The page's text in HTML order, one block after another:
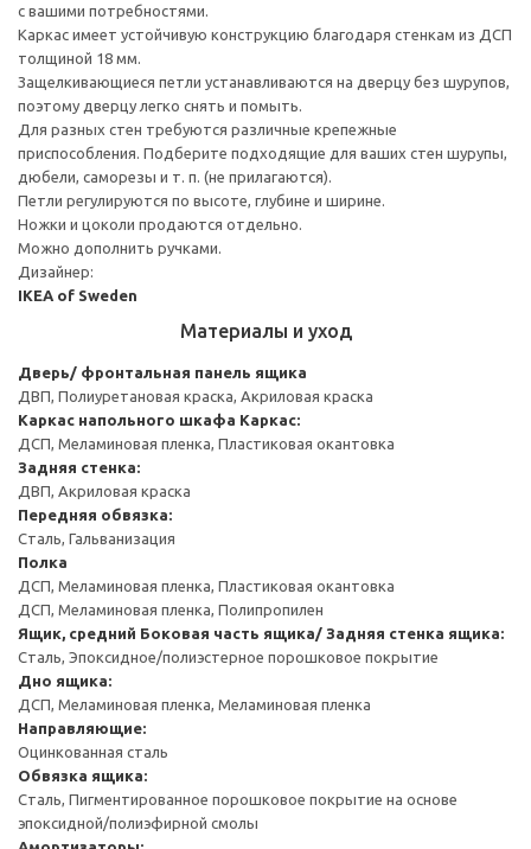
с вашими потребностями.
Каркас имеет устойчивую конструкцию благодаря стенкам из ДСП
толщиной 18 мм.
Защелкивающиеся петли устанавливаются на дверцу без шурупов,
поэтому дверцу легко снять и помыть.
Для разных стен требуются различные крепежные
приспособления. Подберите подходящие для ваших стен шурупы,
дюбели, саморезы и т. п. (не прилагаются).
Петли регулируются по высоте, глубине и ширине.
Ножки и цоколи продаются отдельно.
Можно дополнить ручками.
Дизайнер:
IKEA of Sweden
Материалы и уход
Дверь/ фронтальная панель ящика
ДВП, Полиуретановая краска, Акриловая краска
Каркас напольного шкафа Каркас:
ДСП, Меламиновая пленка, Пластиковая окантовка
Задняя стенка:
ДВП, Акриловая краска
Передняя обвязка:
Сталь, Гальванизация
Полка
ДСП, Меламиновая пленка, Пластиковая окантовка
ДСП, Меламиновая пленка, Полипропилен
Ящик, средний Боковая часть ящика/ Задняя стенка ящика:
Сталь, Эпоксидное/полиэстерное порошковое покрытие
Дно ящика:
ДСП, Меламиновая пленка, Меламиновая пленка
Направляющие:
Оцинкованная сталь
Обвязка ящика:
Сталь, Пигментированное порошковое покрытие на основе
эпоксидной/полиэфирной смолы